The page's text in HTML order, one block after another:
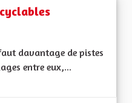
davantage de pistes
entre eux,...